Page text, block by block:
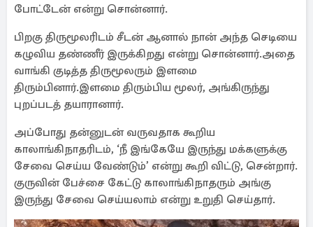
போட்டேன் என்று சொன்னார்.
பிறகு திருமூலரிடம் சீடன் ஆனால் நான் அந்த செடியை
கழுவிய தண்ணீர் இருக்கிறது என்று சொன்னார்.அதை
வாங்கி குடித்த திருமூலரும் இளமை
திரும்பினார்.இளமை திரும்பிய மூலர், அங்கிருந்து
புறப்படத் தயாரானார்.
அப்போது தன்னுடன் வருவதாக கூறிய
காலாங்கிநாதரிடம், ‘நீ இங்கேயே இருந்து மக்களுக்கு
சேவை செய்ய வேண்டும்’ என்று கூறி விட்டு, சென்றார்.
குருவின் பேச்சை கேட்டு காலாங்கிநாதரும் அங்கு
இருந்து சேவை செய்யலாம் என்று உறுதி செய்தார்.